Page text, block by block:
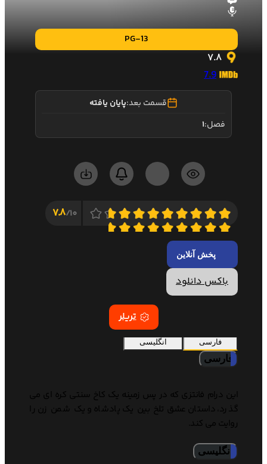
PG-13
7.8
7.9
قسمت بعد:پایان یافته
فصل:1
10/
7.8
پخش آنلاین
باکس دانلود
تریلر
فارسی انگلیسی
فارسی
این درام فانتزی که در پس زمینه یک کاخ سنتی کره ای می
گذرد، داستان عشق تلخ بین یک پادشاه و یک شمن زن را
روایت می کند.
انگلیسی